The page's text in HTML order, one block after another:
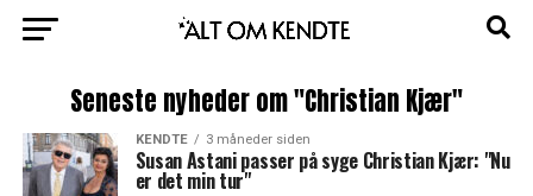
Seneste nyheder om "Christian Kjær"
KENDTE 3 måneder siden
Susan Astani passer på syge Christian Kjær: "Nu
er det min tur"